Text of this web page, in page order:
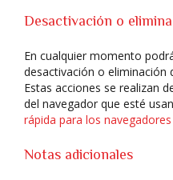
Desactivación o
En cualquier momento
desactivación o eliminación
Estas acciones se realizan
del navegador que esté
rápida para los
Notas adicionales